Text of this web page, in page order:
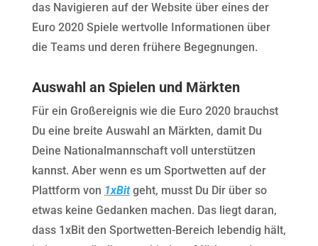
das Navigieren auf der Website über eines der
Euro 2020 Spiele wertvolle Informationen über
die Teams und deren frühere Begegnungen.
Auswahl an Spielen und Märkten
Für ein Großereignis wie die Euro 2020 brauchst
Du eine breite Auswahl an Märkten, damit Du
Deine Nationalmannschaft voll unterstützen
kannst. Aber wenn es um Sportwetten auf der
Plattform von 1xBitgeht, musst Du Dir über so
etwas keine Gedanken machen. Das liegt daran,
dass 1xBit den Sportwetten-Bereich lebendig hält,